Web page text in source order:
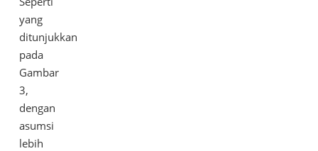
yang
ditunjukkan
pada
Gambar
3,
dengan
asumsi
lebih